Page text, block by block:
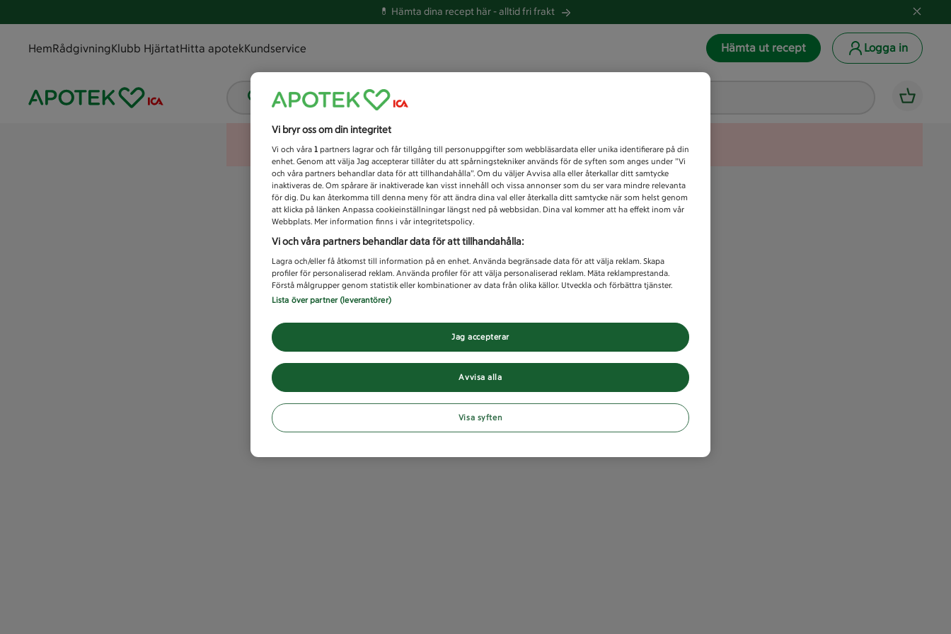
💊 Hämta dina recept här -alltid fri frakt
HemRådgivningKlubb HjärtatHitta apotekKundservice Hämta ut recept Logga in
Vad letar du efter idag?
Unknown error
Vi bryr oss om din integritet
Vi och våra 1 partners lagrar och får tillgång till personuppgifter som webbläsardata eller unika identifierare på din
enhet. Genom att välja Jag accepterar tillåter du att spårningstekniker används för de syften som anges under ”Vi
och våra partners behandlar data för att tillhandahålla”. Om du väljer Avvisa alla eller återkallar ditt samtycke
inaktiveras de. Om spårare är inaktiverade kan visst innehåll och vissa annonser som du ser vara mindre relevanta
för dig. Du kan återkomma till denna meny för att ändra dina val eller återkalla ditt samtycke när som helst genom
att klicka på länken Anpassa cookieinställningar längst ned på webbsidan. Dina val kommer att ha effekt inom vår
Webbplats. Mer information finns i vår integritetspolicy.
Vi och våra partners behandlar data för att tillhandahålla:
Lagra och/eller få åtkomst till information på en enhet. Använda begränsade data för att välja reklam. Skapa
profiler för personaliserad reklam. Använda profiler för att välja personaliserad reklam. Mäta reklamprestanda.
Förstå målgrupper genom statistik eller kombinationer av data från olika källor. Utveckla och förbättra tjänster.
Lista över partner (leverantörer)
Avvisa alla
Jag accepterar
Visa syften